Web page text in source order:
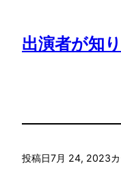
出演者が知
投稿日7月 24, 2023